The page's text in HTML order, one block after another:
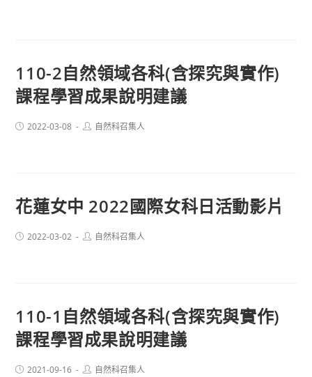
110-2自然領域各科(含探究與實作)
課程學習成果說明建議
Post2022-03-08
Post自然科召集人
花蓮女中 2022國際女科日活動影片
Post2022-03-02
Post自然科召集人
110-1自然領域各科(含探究與實作)
課程學習成果說明建議
Post2021-09-16
Post自然科召集人